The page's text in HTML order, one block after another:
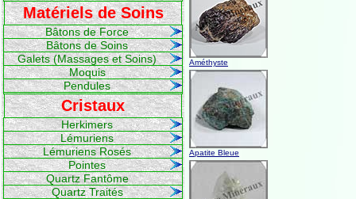
Matériels de Soins
Bâtons de Force
Bâtons de Soins
Galets (Massages et Soins)
Moquis
Pendules
Cristaux
Herkimers
Lémuriens
Lémuriens Rosés
Pointes
Quartz Fantôme
Quartz Traités
Améthyste
Apatite Bleue